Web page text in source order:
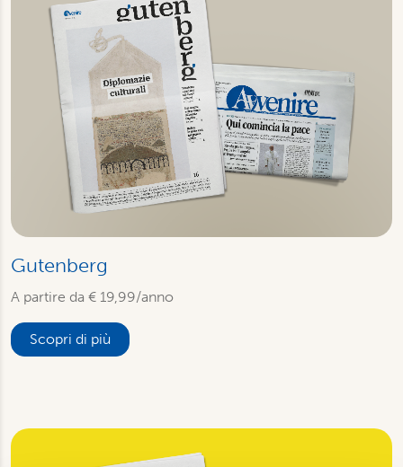
Gutenberg
A partire da € 19,99/anno
Scopri di più